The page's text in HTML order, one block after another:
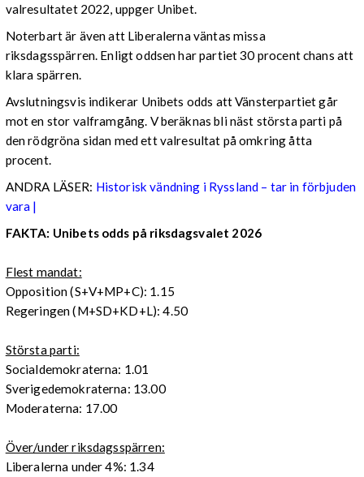
valresultatet 2022, uppger Unibet.
Noterbart är även att Liberalerna väntas missa
riksdagsspärren. Enligt oddsen har partiet 30 procent chans att
klara spärren.
Avslutningsvis indikerar Unibets odds att Vänsterpartiet går
mot en stor valframgång. V beräknas bli näst största parti på
den rödgröna sidan med ett valresultat på omkring åtta
procent.
ANDRA LÄSER: Historisk vändning i Ryssland – tar in förbjuden
vara |
FAKTA: Unibets odds på riksdagsvalet 2026
Flest mandat:
Opposition (S+V+MP+C): 1.15
Regeringen (M+SD+KD+L): 4.50
Största parti:
Socialdemokraterna: 1.01
Sverigedemokraterna: 13.00
Moderaterna: 17.00
Över/under riksdagsspärren:
Liberalerna under 4%: 1.34